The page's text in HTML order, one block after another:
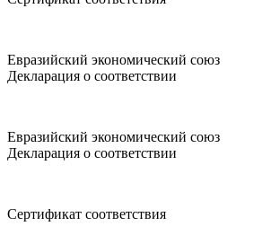
Евразийский экономический союз
Декларация о соответствии
Евразийский экономический союз
Декларация о соответствии
Сертификат соответствия